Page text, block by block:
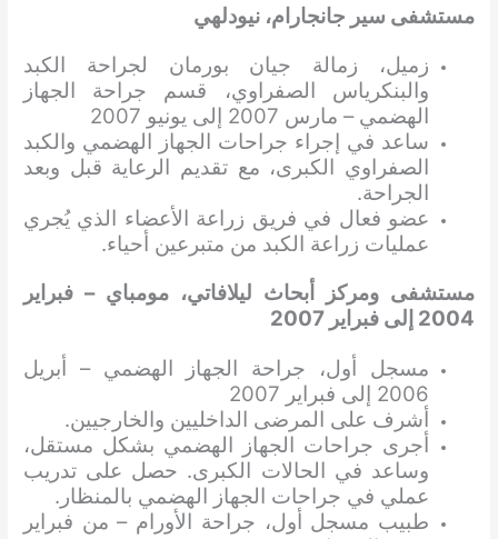
مستشفى سير جانجارام، نيودلهي
زميل، زمالة جيان بورمان لجراحة الكبد
والبنكرياس الصفراوي، قسم جراحة الجهاز
الهضمي – مارس 2007 إلى يونيو 2007
ساعد في إجراء جراحات الجهاز الهضمي والكبد
الصفراوي الكبرى، مع تقديم الرعاية قبل وبعد
الجراحة.
عضو فعال في فريق زراعة الأعضاء الذي يُجري
عمليات زراعة الكبد من متبرعين أحياء.
مستشفى ومركز أبحاث ليلافاتي، مومباي – فبراير
2004 إلى فبراير 2007
مسجل أول، جراحة الجهاز الهضمي – أبريل
2006 إلى فبراير 2007
أشرف على المرضى الداخليين والخارجيين.
أجرى جراحات الجهاز الهضمي بشكل مستقل،
وساعد في الحالات الكبرى. حصل على تدريب
عملي في جراحات الجهاز الهضمي بالمنظار.
طبيب مسجل أول، جراحة الأورام – من فبراير